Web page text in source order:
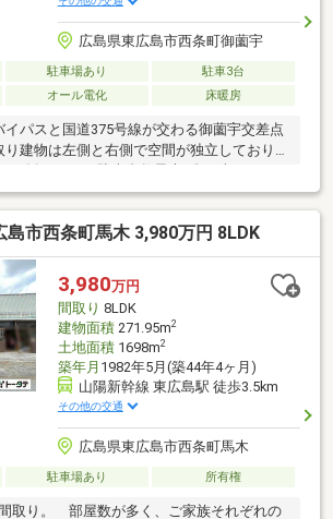
広島県東広島市西条町御薗宇
駐車場あり
駐車3台
オール電化 床暖房
パスと国道375号線が交わる御薗宇交差点
建物は左側と右側で空間が独立しており、
の方にも優しいバリアフリー設計。22.5帖
ように景色を楽しめるピクチャーウィンド
薗宇エリアが見渡せる開放的な眺望です。
レージ、宅配ボックス、スマートキー、ホ
ューズインクローク、電動昇降式アイラン
アター（プロジェクター・スクリーン）、
動昇降式室内物干し
島市西条町馬木 3,980万円 8LDK
3,980万円
間取り 8LDK
建物面積271.95m2
土地面積1698m2
築年月 1982年5月(築44年4ヶ月)
山陽新幹線 東広島駅 徒歩3.5km
その他の交通
広島県東広島市西条町馬木
駐車場あり 所有権
取り。 部屋数が多く、ご家族それぞれの